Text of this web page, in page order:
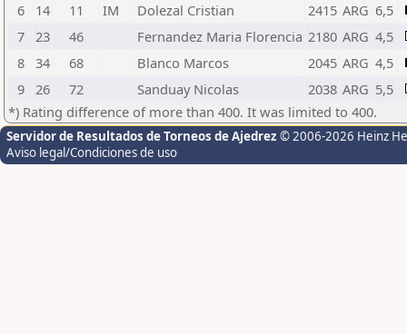
6
14 11 IM Dolezal Cristian 2415 ARG 6,5
7 23 46 Fernandez Maria Florencia 2180 ARG 4,5
8 34 68 Blanco Marcos 2045 ARG 4,5
9 26 72 Sanduay Nicolas 2038 ARG 5,5
*) Rating difference of more than 400. It was limited to 400.
Servidor de Resultados de Torneos de Ajedrez © 2006-2026 Heinz
Aviso legal/Condiciones de uso